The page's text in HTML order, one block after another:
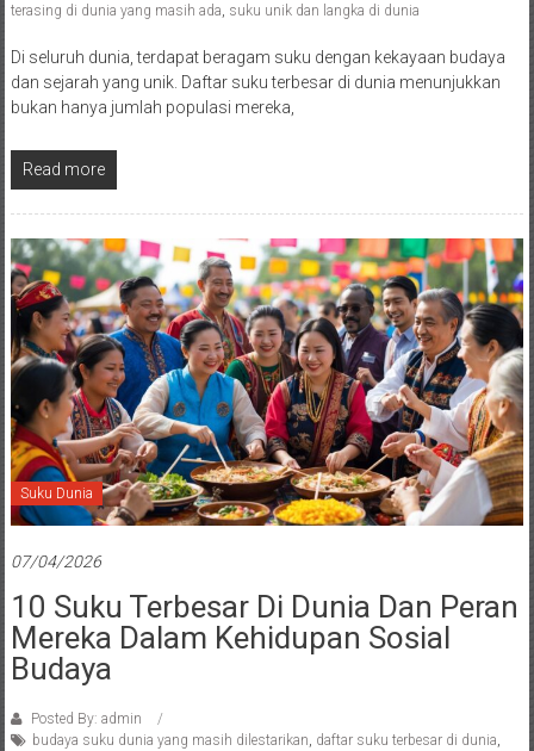
terasing di dunia yang masih ada, suku unik dan langka di dunia
Di seluruh dunia, terdapat beragam suku dengan kekayaan budaya
dan sejarah yang unik. Daftar suku terbesar di dunia menunjukkan
bukan hanya jumlah populasi mereka,
Read more
Suku Dunia
07/04/2026
10 Suku Terbesar Di Dunia Dan Peran
Mereka Dalam Kehidupan Sosial
Budaya
Posted By: admin
budaya suku dunia yang masih dilestarikan, daftar suku terbesar di dunia,